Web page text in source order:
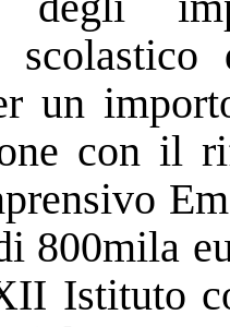
un
con il
800mila
Istituto